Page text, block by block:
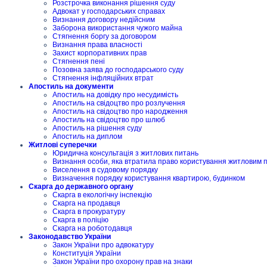
Розстрочка виконання рішення суду
Адвокат у господарських справах
Визнання договору недійсним
Заборона використання чужого майна
Стягнення боргу за договором
Визнання права власності
Захист корпоративних прав
Стягнення пені
Позовна заява до господарського суду
Стягнення інфляційних втрат
Апостиль на документи
Апостиль на довідку про несудимість
Апостиль на свідоцтво про розлучення
Апостиль на свідоцтво про народження
Апостиль на свідоцтво про шлюб
Апостиль на рішення суду
Апостиль на диплом
Житлові суперечки
Юридична консультація з житлових питань
Визнання особи, яка втратила право користування житловим
Виселення в судовому порядку
Визначення порядку користування квартирою, будинком
Скарга до державного органу
Скарга в екологічну інспекцію
Скарга на продавця
Скарга в прокуратуру
Скарга в поліцію
Скарга на роботодавця
Законодавство України
Закон України про адвокатуру
Конституція України
Закон України про охорону прав на знаки